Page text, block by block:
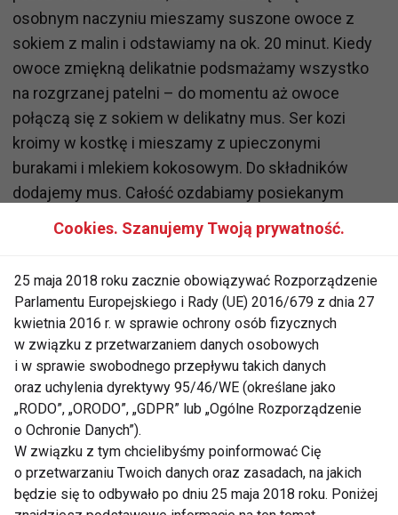
osobnym naczyniu mieszamy suszone owoce z
sokiem z malin i odstawiamy na ok. 20 minut. Kiedy
owoce zmiękną delikatnie podsmażamy wszystko
na rozgrzanej patelni – do momentu aż owoce
połączą się z sokiem w delikatny mus. Ser kozi
kroimy w kostkę i mieszamy z upieczonymi
burakami i mlekiem kokosowym. Do składników
dodajemy mus. Całość ozdabiamy posiekanym
tymiankiem i suszonymi pomidorami.
Dalej
ZDROWE PRZEPISY ZDJĘCIA GALERIA
DIETA
Cookies. Szanujemy Twoją prywatność.
25 maja 2018 roku zacznie obowiązywać Rozporządzenie
Parlamentu Europejskiego i Rady (UE) 2016/679 z dnia 27
kwietnia 2016 r. w sprawie ochrony osób fizycznych
w związku z przetwarzaniem danych osobowych
i w sprawie swobodnego przepływu takich danych
oraz uchylenia dyrektywy 95/46/WE (określane jako
„RODO”, „ORODO”, „GDPR” lub „Ogólne Rozporządzenie
o Ochronie Danych”).
W związku z tym chcielibyśmy poinformować Cię
o przetwarzaniu Twoich danych oraz zasadach, na jakich
będzie się to odbywało po dniu 25 maja 2018 roku. Poniżej